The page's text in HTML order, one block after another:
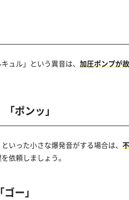
ュル」という異音は、 加圧ポンプが
ポンッ」
いった小さな爆発音がする場合は、
依頼しましょう。
「ゴー」